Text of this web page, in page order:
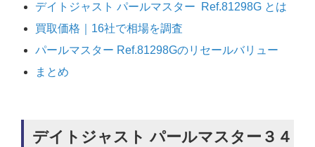
デイトジャスト パールマスター Ref.81298G とは
買取価格｜16社で相場を調査
パールマスター Ref.81298Gのリセールバリュー
まとめ
デイトジャスト パールマスター３４